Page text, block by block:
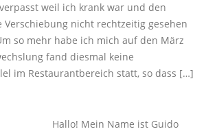
weil ich krank war und den
Verschiebung nicht rechtzeitig gesehen
so mehr habe ich mich auf den März
fand diesmal keine
im Restaurantbereich statt, so dass […]
Hallo! Mein Name ist Guido